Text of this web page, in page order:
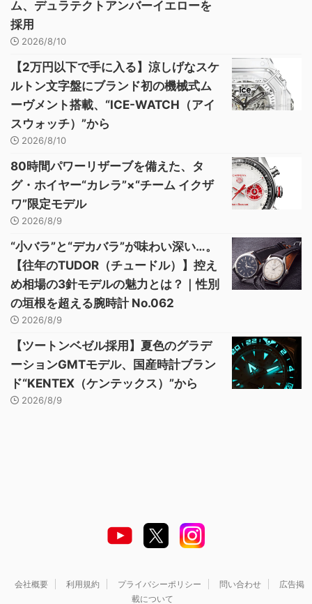
ム、デュラテクトアンバーイエローを
採用
2026/8/10
【2万円以下で手に入る】涼しげなスケ
ルトン文字盤にブランド初の機械式ム
ーヴメント搭載、“ICE-WATCH（アイ
スウォッチ）”から
2026/8/10
80時間パワーリザーブを備えた、タ
グ・ホイヤー“カレラ”×“チーム イクザ
ワ”限定モデル
2026/8/9
“小バラ”と“デカバラ”が味わい深い…。
【往年のTUDOR（チュードル）】控え
め相場の3針モデルの魅力とは？｜性別
の垣根を超える腕時計 No.062
2026/8/9
【ツートンベゼル採用】夏色のグラデ
ーションGMTモデル、国産時計ブラン
ド“KENTEX（ケンテックス）”から
2026/8/9
会社概要 利用規約 プライバシーポリシー 問い合わせ
広告掲
載について